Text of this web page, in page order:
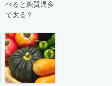
べると糖質過多
で太る？